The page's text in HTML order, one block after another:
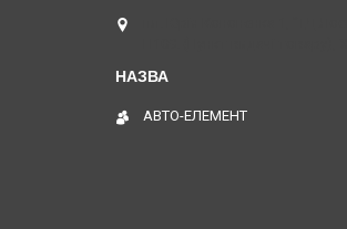
АВТО-ЕЛЕМЕНТ